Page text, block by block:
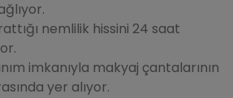
nemlilik hissini 24 saat
imkanıyla makyaj çantalarının
yer alıyor.